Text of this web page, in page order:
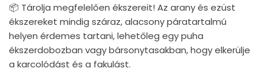
📦 Tárolja megfelelően ékszereit! Az arany és ezüst
ékszereket mindig száraz, alacsony páratartalmú
helyen érdemes tartani, lehetőleg egy puha
ékszerdobozban vagy bársonytasakban, hogy elkerülje
a karcolódást és a fakulást.